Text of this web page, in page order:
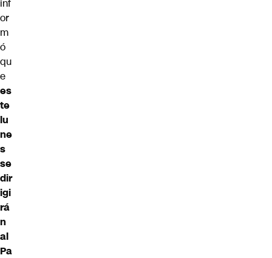
inf
or
m
ó
qu
e
es
te
lu
ne
s
se
dir
igi
rá
n
al
Pa